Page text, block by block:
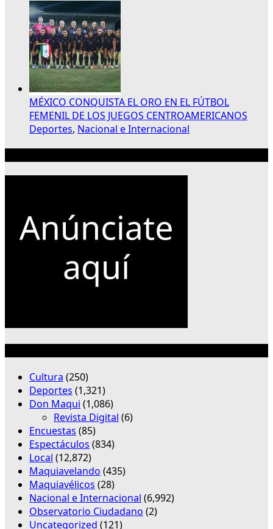
MÉXICO CONQUISTA EL ORO EN EL FÚTBOL
FEMENIL DE LOS JUEGOS CENTROAMERICANOS
Deportes, Nacional e Internacional
Cultura (250)
Deportes (1,321)
Don Maqui (1,086)
Revista Digital (6)
Encuestas (85)
Espectáculos (834)
Local (12,872)
Maquiavelando (435)
Maquiavélicos (28)
Nacional e Internacional (6,992)
Observatorio Ciudadano (2)
Uncategorized (121)